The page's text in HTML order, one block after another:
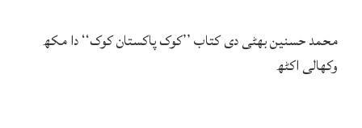
محمد حسنین بھٹی دی کتاب ’’کوک پاکستان کوک‘‘ دا مکھ
وکھالی اکٹھ